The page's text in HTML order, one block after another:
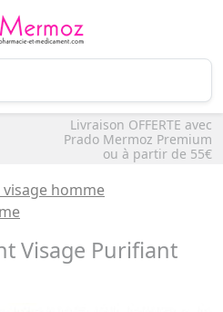
Livraison OFFERTE avec
Prado Mermoz Premium
ou à partir de 55€
visage homme
Visage Purifiant